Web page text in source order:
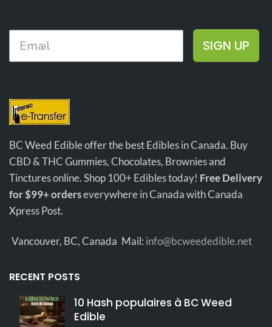
Profitez d’une qualité premium
à un excellent rapport qualité-
SIGN UP
BC Weed Edible offer the best Edibles in Canada. Buy
CBD & THC Gummies, Chocolates, Brownies and
Tinctures online. Shop 100+ Edibles today! Free Delivery
for $99+ orderseverywhere in Canada with Canada
Xpress Post.
Vancouver, BC, Canada Mail: info@bcweededible.net
RECENT POSTS
10 Hash populaires à BC Weed
Edible